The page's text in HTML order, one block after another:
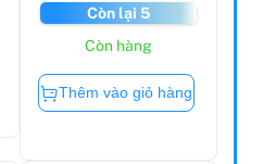
Còn lại 5
Còn hàng
Thêm vào giỏ hàng